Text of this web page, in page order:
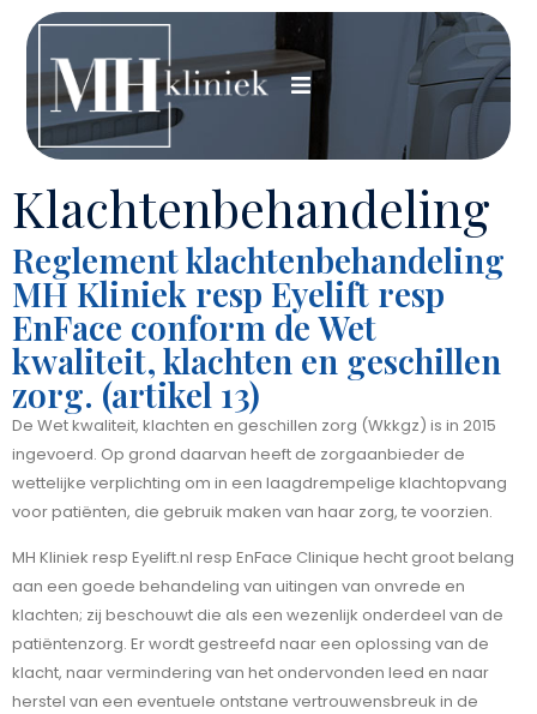
Klachtenbehandeling
Reglement klachtenbehandeling
MH Kliniek resp Eyelift resp
EnFace conform de Wet
kwaliteit, klachten en geschillen
zorg. (artikel 13)
De Wet kwaliteit, klachten en geschillen zorg (Wkkgz) is in 2015
ingevoerd. Op grond daarvan heeft de zorgaanbieder de
wettelijke verplichting om in een laagdrempelige klachtopvang
voor patiënten, die gebruik maken van haar zorg, te voorzien.
MH Kliniek resp Eyelift.nl resp EnFace Clinique hecht groot belang
aan een goede behandeling van uitingen van onvrede en
klachten; zij beschouwt die als een wezenlijk onderdeel van de
patiëntenzorg. Er wordt gestreefd naar een oplossing van de
klacht, naar vermindering van het ondervonden leed en naar
herstel van een eventuele ontstane vertrouwensbreuk in de